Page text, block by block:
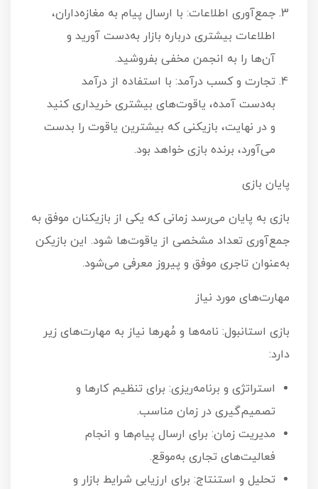
جمع‌آوری اطلاعات: با ارسال پیام به مغازه‌داران،
اطلاعات بیشتری درباره بازار به‌دست آورید و
آن‌ها را به انجمن مخفی بفروشید.
تجارت و کسب درآمد: با استفاده از درآمد
به‌دست آمده، یاقوت‌های بیشتری خریداری کنید
و در نهایت، بازیکنی که بیشترین یاقوت را بدست
می‌آورد، برنده بازی خواهد بود.
پایان بازی
بازی به پایان می‌رسد زمانی که یکی از بازیکنان موفق به
جمع‌آوری تعداد مشخصی از یاقوت‌ها شود. این بازیکن
به‌عنوان تاجری موفق و پیروز معرفی می‌شود.
مهارت‌های مورد نیاز
بازی استانبول: نامه‌ها و مُهرها نیاز به مهارت‌های زیر
دارد:
استراتژی و برنامه‌ریزی: برای تنظیم کارها و
تصمیم‌گیری در زمان مناسب.
مدیریت زمان: برای ارسال پیام‌ها و انجام
فعالیت‌های تجاری به‌موقع.
تحلیل و استنتاج: برای ارزیابی شرایط بازار و